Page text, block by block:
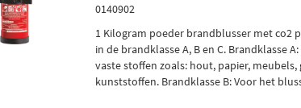
0140902
1 Kilogram poeder brandblusser met co2
in de brandklasse A, B en C. Brandklasse
vaste stoffen zoals: hout, papier,
kunststoffen. Brandklasse B: Voor het